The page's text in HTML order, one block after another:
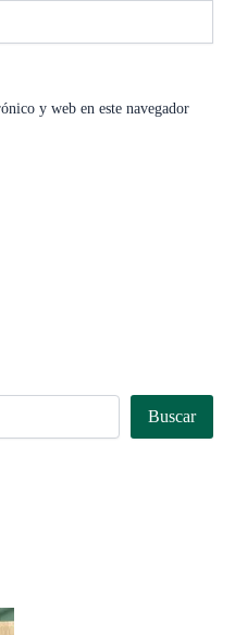
y web en este navegador
Buscar